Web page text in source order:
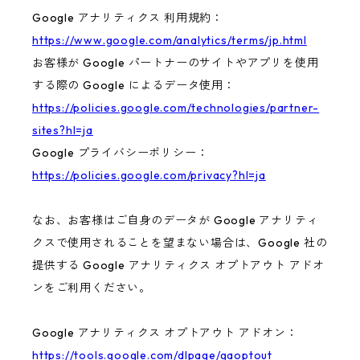
Google アナリティクス 利用規約：
https://www.google.com/analytics/terms/jp.html
お客様が Google パートナーのサイトやアプリを使用
する際の Google によるデータ使用：
https://policies.google.com/technologies/partner-
sites?hl=ja
Google プライバシーポリシー：
https://policies.google.com/privacy?hl=ja
なお、お客様はご自身のデータが Google アナリティ
クスで使用されることを望まない場合は、Google 社の
提供する Google アナリティクス オプトアウト アドオ
ンをご利用ください。
Google アナリティクス オプトアウト アドオン：
https://tools.google.com/dlpage/gaoptout